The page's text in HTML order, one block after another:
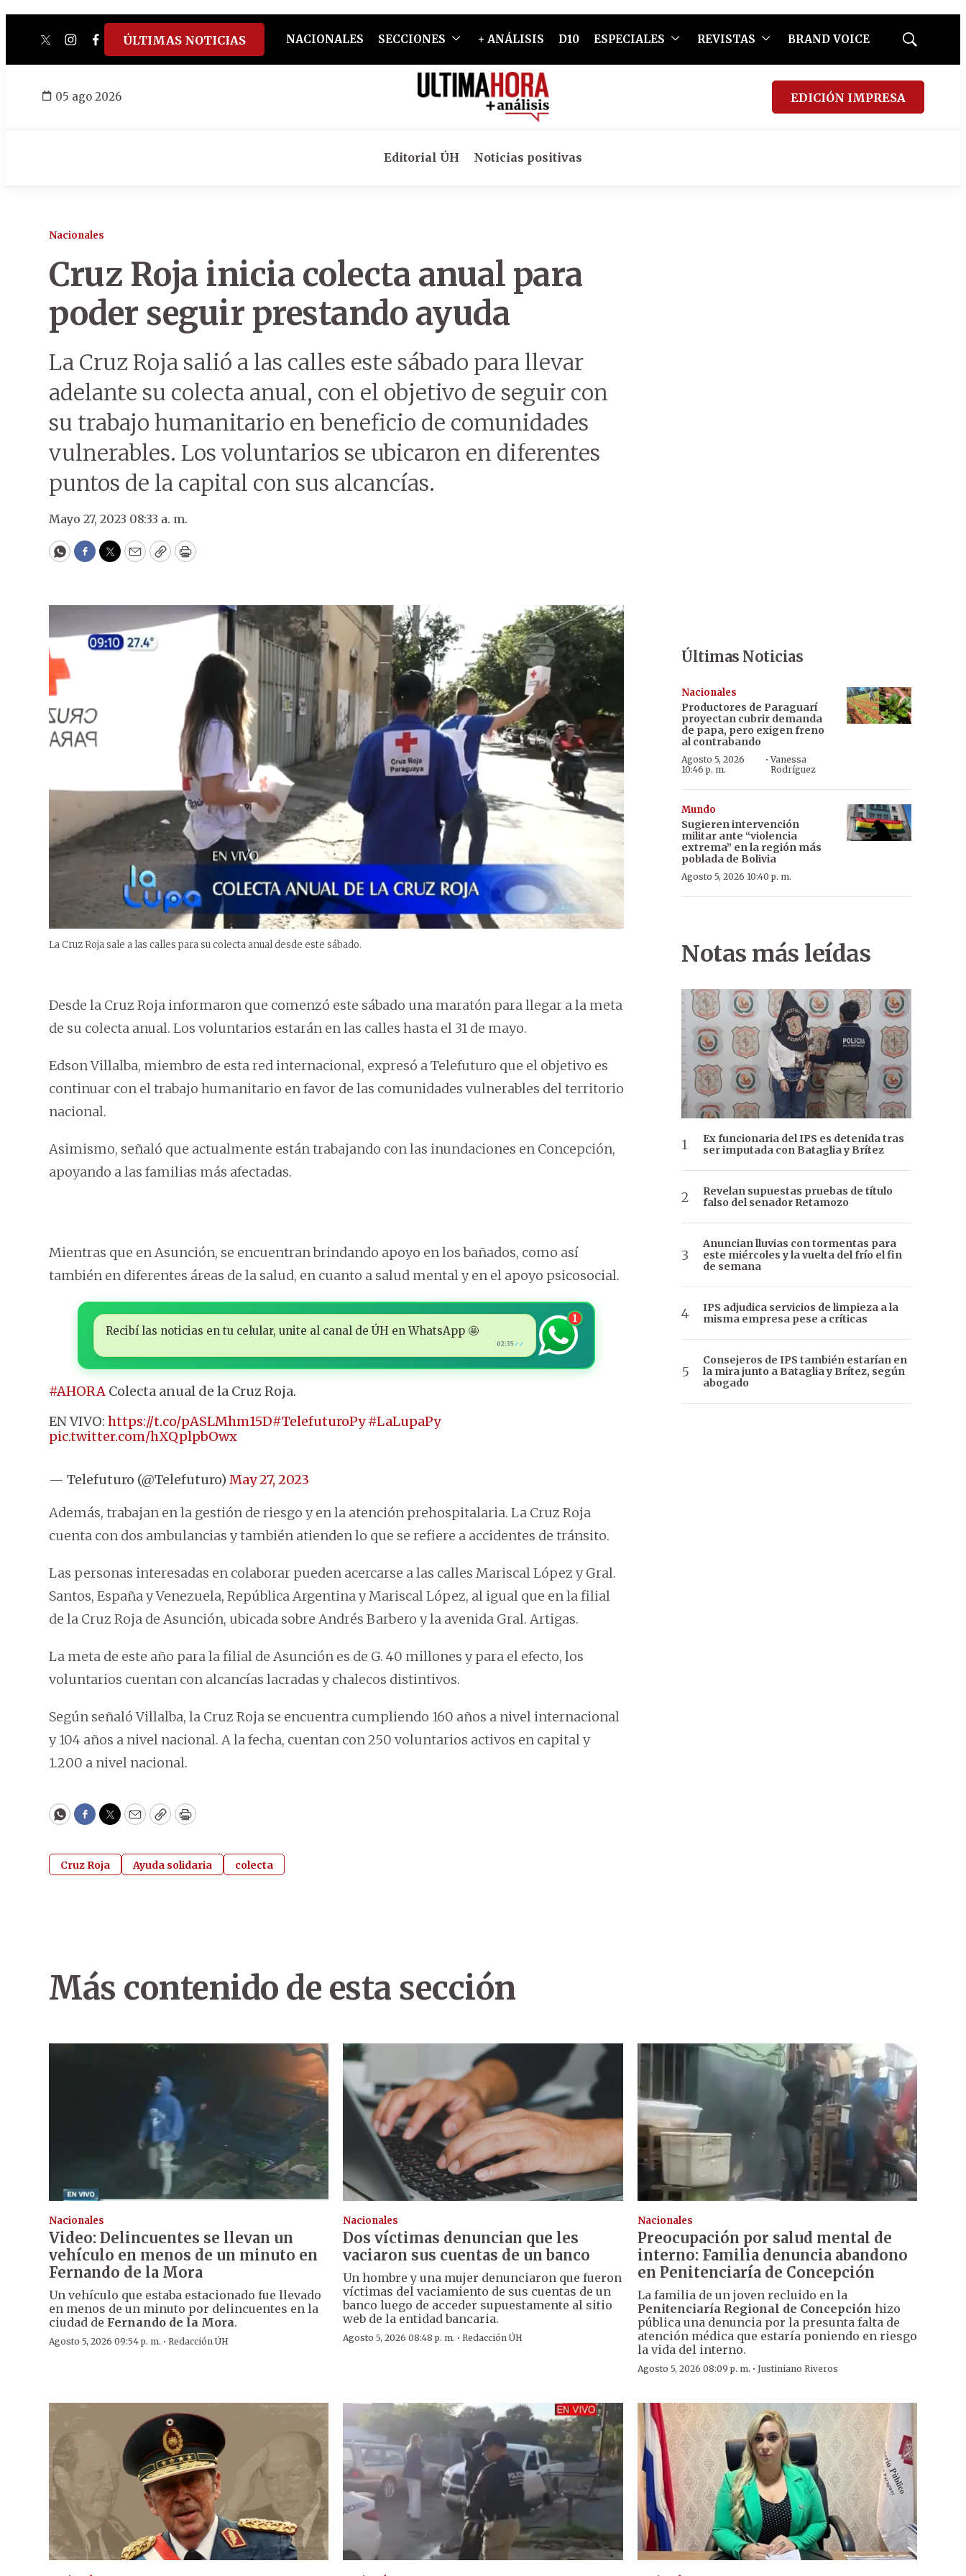
twitterinstagram
facebook
tiktokyoutube
spotify
ÚLTIMAS NOTICIAS NACIONALES SECCIONES + ANÁLISIS D10 ESPECIALES REVISTAS BRAND VOICE
Mostrar
05 ago 2026 EDICIÓN IMPRESA
Editorial ÚH Noticias positivas
Nacionales
Cruz Roja inicia colecta anual para
poder seguir prestando ayuda
La Cruz Roja salió a las calles este sábado para llevar
adelante su colecta anual, con el objetivo de seguir con
su trabajo humanitario en beneficio de comunidades
vulnerables. Los voluntarios se ubicaron en diferentes
puntos de la capital con sus alcancías.
Mayo 27, 2023 08:33 a. m.
WhatsApp
Facebook
Twitter
EmailCopyPrint
La Cruz Roja sale a las calles para su colecta anual desde este sábado.
Desde la Cruz Roja informaron que comenzó este sábado una maratón para llegar a la meta
de su colecta anual. Los voluntarios estarán en las calles hasta el 31 de mayo.
Edson Villalba, miembro de esta red internacional, expresó a Telefuturo que el objetivo es
continuar con el trabajo humanitario en favor de las comunidades vulnerables del territorio
nacional.
Asimismo, señaló que actualmente están trabajando con las inundaciones en Concepción,
apoyando a las familias más afectadas.
Mientras que en Asunción, se encuentran brindando apoyo en los bañados, como así
también en diferentes áreas de la salud, en cuanto a salud mental y en el apoyo psicosocial.
Recibí las noticias en tu celular, unite al canal de ÚH en WhatsApp 🤩
02:35 ✓✓
1
#AHORA Colecta anual de la Cruz Roja.
EN VIVO: https://t.co/pASLMhm15D#TelefuturoPy #LaLupaPy
pic.twitter.com/hXQplpbOwx
— Telefuturo (@Telefuturo) May 27, 2023
Además, trabajan en la gestión de riesgo y en la atención prehospitalaria. La Cruz Roja
cuenta con dos ambulancias y también atienden lo que se refiere a accidentes de tránsito.
Las personas interesadas en colaborar pueden acercarse a las calles Mariscal López y Gral.
Santos, España y Venezuela, República Argentina y Mariscal López, al igual que en la filial
de la Cruz Roja de Asunción, ubicada sobre Andrés Barbero y la avenida Gral. Artigas.
La meta de este año para la filial de Asunción es de G. 40 millones y para el efecto, los
voluntarios cuentan con alcancías lacradas y chalecos distintivos.
Según señaló Villalba, la Cruz Roja se encuentra cumpliendo 160 años a nivel internacional
y 104 años a nivel nacional. A la fecha, cuentan con 250 voluntarios activos en capital y
1.200 a nivel nacional.
WhatsApp
Facebook
Twitter
EmailCopyPrint
Cruz Roja Ayuda solidaria colecta
Últimas Noticias
Nacionales
Productores de Paraguarí
proyectan cubrir demanda
de papa, pero exigen freno
al contrabando
Agosto 5, 2026
10:46 p. m.
·Vanessa
Rodríguez
Mundo
Sugieren intervención
militar ante “violencia
extrema” en la región más
poblada de Bolivia
Agosto 5, 2026 10:40 p. m.
Notas más leídas
Ex funcionaria del IPS es detenida tras
ser imputada con Bataglia y Brítez
Revelan supuestas pruebas de título
falso del senador Retamozo
Anuncian lluvias con tormentas para
este miércoles y la vuelta del frío el fin
de semana
IPS adjudica servicios de limpieza a la
misma empresa pese a críticas
Consejeros de IPS también estarían en
la mira junto a Bataglia y Brítez, según
abogado
Más contenido de esta sección
Nacionales
Video: Delincuentes se llevan un
vehículo en menos de un minuto en
Fernando de la Mora
Un vehículo que estaba estacionado fue llevado
en menos de un minuto por delincuentes en la
ciudad de Fernando de la Mora.
Agosto 5, 2026 09:54 p. m. · Redacción ÚH
Nacionales
Dos víctimas denuncian que les
vaciaron sus cuentas de un banco
Un hombre y una mujer denunciaron que fueron
víctimas del vaciamiento de sus cuentas de un
banco luego de acceder supuestamente al sitio
web de la entidad bancaria.
Agosto 5, 2026 08:48 p. m. ·Redacción ÚH
Nacionales
Preocupación por salud mental de
interno: Familia denuncia abandono
en Penitenciaría de Concepción
La familia de un joven recluido en la
Penitenciaría Regional de Concepción hizo
pública una denuncia por la presunta falta de
atención médica que estaría poniendo en riesgo
la vida del interno.
Agosto 5, 2026 08:09 p. m. · Justiniano Riveros